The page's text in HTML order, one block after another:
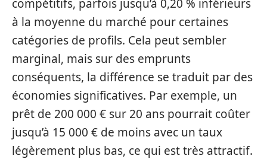
compétitifs, parfois jusqu’à 0,20 % inférieurs
à la moyenne du marché pour certaines
catégories de profils. Cela peut sembler
marginal, mais sur des emprunts
conséquents, la différence se traduit par des
économies significatives. Par exemple, un
prêt de 200 000 € sur 20 ans pourrait coûter
jusqu’à 15 000 € de moins avec un taux
légèrement plus bas, ce qui est très attractif.